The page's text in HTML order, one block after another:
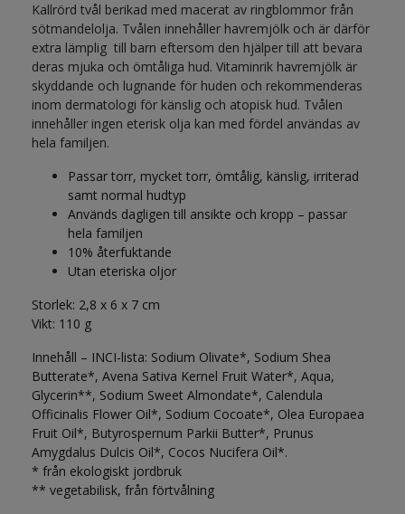
Kallrörd tvål berikad med macerat av ringblommor från
sötmandelolja. Tvålen innehåller havremjölk och är därför
extra lämplig till barn eftersom den hjälper till att bevara
deras mjuka och ömtåliga hud. Vitaminrik havremjölk är
skyddande och lugnande för huden och rekommenderas
inom dermatologi för känslig och atopisk hud. Tvålen
innehåller ingen eterisk olja kan med fördel användas av
hela familjen.
Passar torr, mycket torr, ömtålig, känslig, irriterad
samt normal hudtyp
Används dagligen till ansikte och kropp – passar
hela familjen
10% återfuktande
Utan eteriska oljor
Storlek: 2,8 x 6 x 7 cm
Vikt: 110 g
Innehåll – INCI-lista: Sodium Olivate*, Sodium Shea
Butterate*, Avena Sativa Kernel Fruit Water*, Aqua,
Glycerin**, Sodium Sweet Almondate*, Calendula
Officinalis Flower Oil*, Sodium Cocoate*, Olea Europaea
Fruit Oil*, Butyrospernum Parkii Butter*, Prunus
Amygdalus Dulcis Oil*, Cocos Nucifera Oil*.
* från ekologiskt jordbruk
** vegetabilisk, från förtvålning